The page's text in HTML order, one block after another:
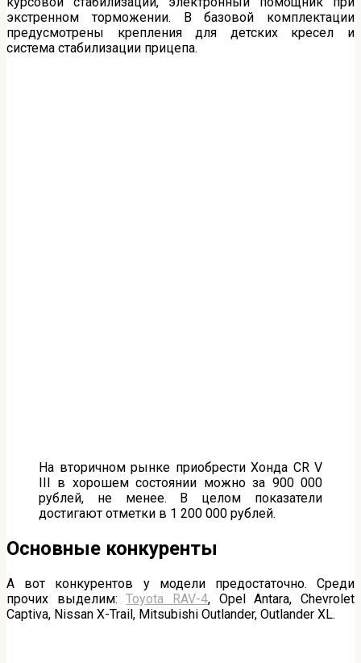
экстренном торможении. В базовой комплектации
предусмотрены крепления для детских кресел и
система стабилизации прицепа.
На вторичном рынке приобрести Хонда CR V
III в хорошем состоянии можно за 900 000
рублей, не менее. В целом показатели
достигают отметки в 1 200 000 рублей.
Основные конкуренты
А вот конкурентов у модели предостаточно. Среди
прочих выделим:Toyota RAV-4, Opel Antara, Chevrolet
Captiva, Nissan X-Trail, Mitsubishi Outlander, Outlander XL.